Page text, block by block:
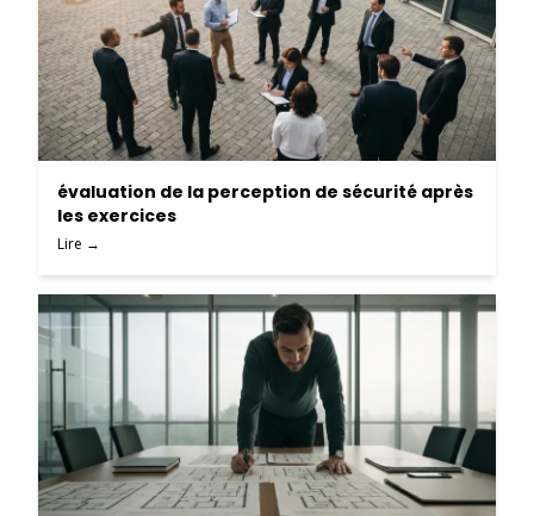
évaluation de la perception de sécurité après
les exercices
Lire →